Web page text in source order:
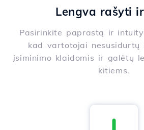
Lengva rašyti
Pasirinkite paprastą ir
kad vartotojai nesusidurtų
įsiminimo klaidomis ir galėtų
kitiems.